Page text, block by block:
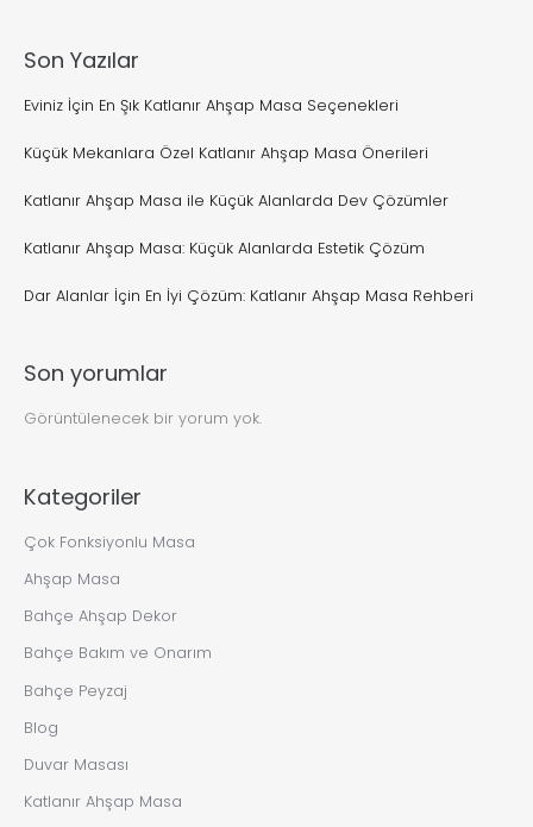
Son Yazılar
Eviniz İçin En Şık Katlanır Ahşap Masa Seçenekleri
Küçük Mekanlara Özel Katlanır Ahşap Masa Önerileri
Katlanır Ahşap Masa ile Küçük Alanlarda Dev Çözümler
Katlanır Ahşap Masa: Küçük Alanlarda Estetik Çözüm
Dar Alanlar İçin En İyi Çözüm: Katlanır Ahşap Masa Rehberi
Son yorumlar
Görüntülenecek bir yorum yok.
Kategoriler
Çok Fonksiyonlu Masa
Ahşap Masa
Bahçe Ahşap Dekor
Bahçe Bakım ve Onarım
Bahçe Peyzaj
Blog
Duvar Masası
Katlanır Ahşap Masa